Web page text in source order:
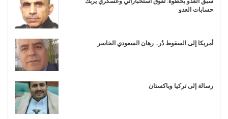
حسابات العدو
أمريكا إلى السقوط دُر.. رهان السعودي الخاسر
رسالة إلى تركيا وباكستان